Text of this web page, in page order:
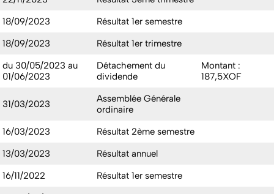
18/09/2023
Résultat 1er semestre
18/09/2023
Résultat 1er trimestre
du 30/05/2023 au
01/06/2023
Détachement du
dividende
Montant :
187,5XOF
31/03/2023
Assemblée Générale
ordinaire
16/03/2023
Résultat 2ème semestre
13/03/2023
Résultat annuel
16/11/2022
Résultat 1er semestre